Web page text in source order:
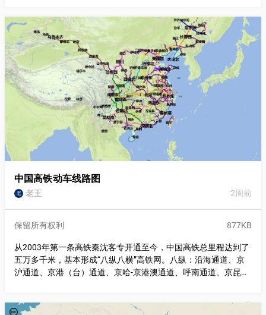
中国高铁动车线路图
老 老王 2周前
保留所有权利 877KB
从2003年第一条高铁秦沈客专开通至今，中国高铁总里程达到了
五万多千米，基本形成“八纵八横”高铁网。八纵：沿海通道、京
沪通道、京港（台）通道、京哈-京港澳通道、呼南通道、京昆通
更新26.7.21）